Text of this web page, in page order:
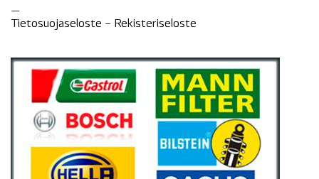
—
Tietosuojaseloste – Rekisteriseloste